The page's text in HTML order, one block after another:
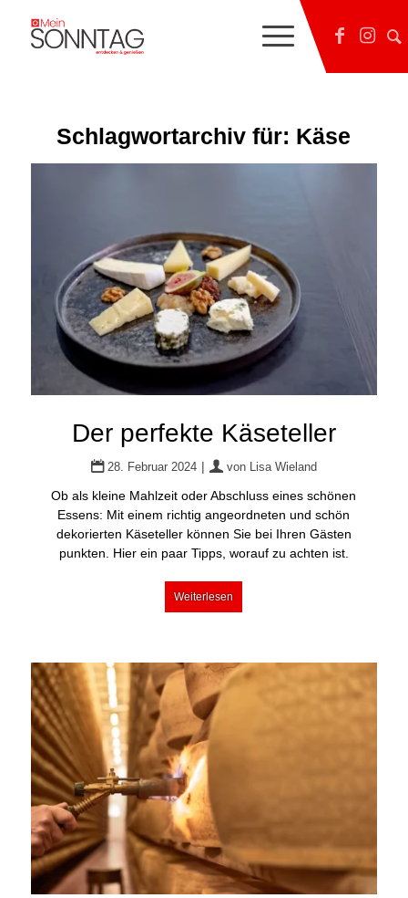
Schlagwortarchiv für: Käse
Der perfekte Käseteller
28. Februar 2024 | von Lisa Wieland
Ob als kleine Mahlzeit oder Abschluss eines schönen
Essens: Mit einem richtig angeordneten und schön
dekorierten Käseteller können Sie bei Ihren Gästen
punkten. Hier ein paar Tipps, worauf zu achten ist.
Weiterlesen